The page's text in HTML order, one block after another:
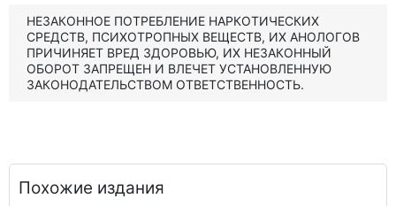
НЕЗАКОННОЕ ПОТРЕБЛЕНИЕ НАРКОТИЧЕСКИХ
СРЕДСТВ, ПСИХОТРОПНЫХ ВЕЩЕСТВ, ИХ АНОЛОГОВ
ПРИЧИНЯЕТ ВРЕД ЗДОРОВЬЮ, ИХ НЕЗАКОННЫЙ
ОБОРОТ ЗАПРЕЩЕН И ВЛЕЧЕТ УСТАНОВЛЕННУЮ
ЗАКОНОДАТЕЛЬСТВОМ ОТВЕТСТВЕННОСТЬ.
Похожие издания